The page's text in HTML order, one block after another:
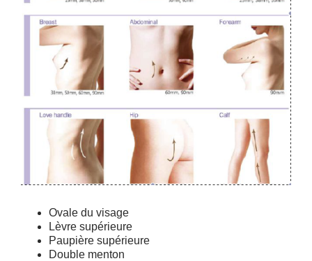
Ovale du visage
Lèvre supérieure
Paupière supérieure
Double menton